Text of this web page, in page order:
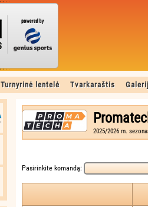
Turnyrinė lentelė Tvarkaraštis
2025/2026 m.
Pasirinkite komandą: